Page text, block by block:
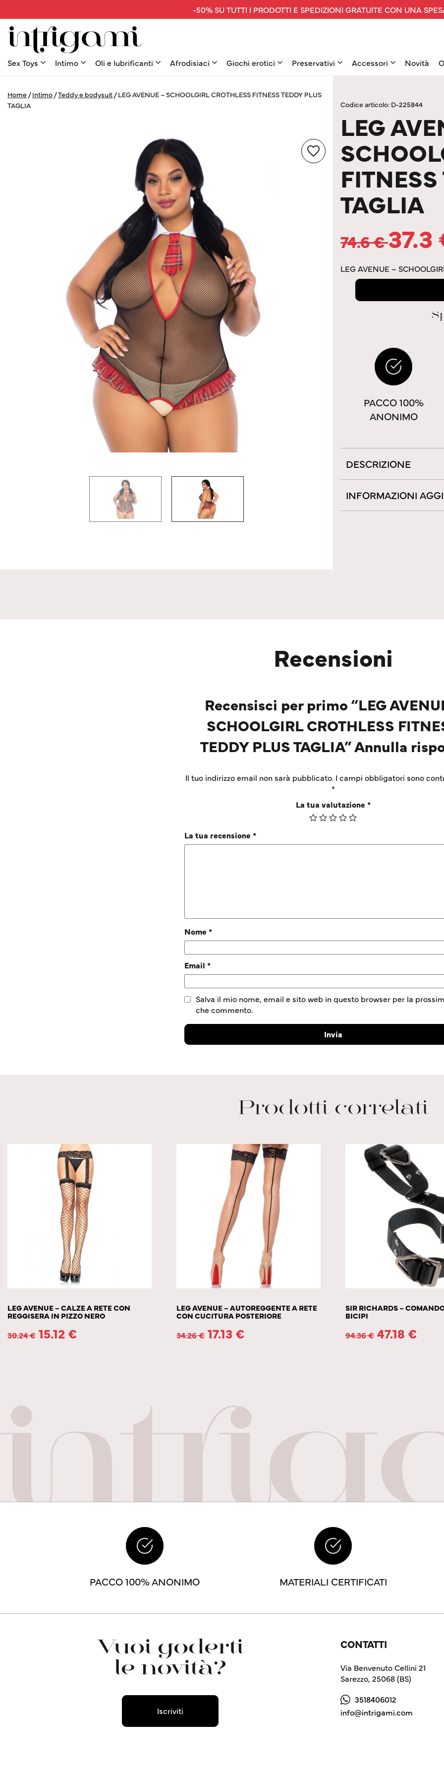
-50% SU TUTTI I PRODOTTI E SPEDIZIONI GRATUITE CON UNA
Sex Toys Intimo Oli e lubrificanti Afrodisiaci Giochi erotici Preservativi Accessori Novità
Home /Intimo /Teddy e bodysuit /LEG AVENUE – SCHOOLGIRL CROTHLESS FITNESS TEDDY PLUS
TAGLIA
Codice articolo: D-225844
LEG
TAGLIA
74.6€37.3
LEG AVENUE –
PACCO 100%
ANONIMO
DESCRIZIONE
INFORMAZIONI
Recensioni
Recensisci per primo “LEG
SCHOOLGIRL CROTHLESS
TEDDY PLUS TAGLIA” Annulla
Il tuo indirizzo email non sarà pubblicato. I campi obbligatori sono
*
La tua valutazione *
La tua recensione *
Nome *
Email *
Salva il mio nome, email e sito web in questo browser per la
che commento.
Prodotti correlati
LEG AVENUE – CALZE A RETE CON
REGGISERA IN PIZZO NERO
30.24€ 15.12 €
LEG AVENUE – AUTOREGGENTE A RETE
CON CUCITURA POSTERIORE
34.26€ 17.13 €
SIR RICHARDS –
BICIPI
94.36€ 47.18 €
PACCO 100% ANONIMO MATERIALI CERTIFICATI
Vuoi goderti
le novità?
Iscriviti
CONTATTI
Via Benvenuto Cellini 21
Sarezzo, 25068 (BS)
3518406012
info@intrigami.com